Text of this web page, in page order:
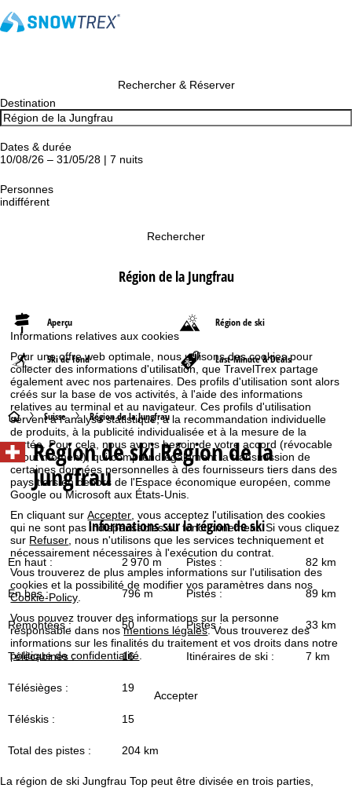
Informations relatives aux cookies
Pour une offre web optimale, nous utilisons des cookies pour
collecter des informations d'utilisation, que TravelTrex partage
également avec nos partenaires. Des profils d'utilisation sont alors
créés sur la base de vos activités, à l'aide des informations
relatives au terminal et au navigateur. Ces profils d'utilisation
servent à l'analyse statistique, à la recommandation individuelle
de produits, à la publicité individualisée et à la mesure de la
portée. Pour cela, nous avons besoin de votre accord (révocable
à tout moment), qui comprend également la transmission de
certaines données personnelles à des fournisseurs tiers dans des
pays tiers en dehors de l'Espace économique européen, comme
Google ou Microsoft aux États-Unis.
En cliquant surAccepter, vous acceptez l'utilisation des cookies
qui ne sont pas indispensables au fonctionnement. Si vous cliquez
sur Refuser, nous n'utilisons que les services techniquement et
nécessairement nécessaires à l'exécution du contrat.
Vous trouverez de plus amples informations sur l'utilisation des
cookies et la possibilité de modifier vos paramètres dans nos
Cookie-Policy
Vous pouvez trouver des informations sur la personne
responsable dans nosmentions légales. Vous trouverez des
informations sur les finalités du traitement et vos droits dans notre
politique de confidentialité
Accepter
Rechercher & Réserver
Destination
Dates & durée
10/08/26 – 31/05/28 | 7 nuits
Personnes
indifférent
Rechercher
Région de la Jungfrau
Aperçu Région de ski
Ski de fond Last-Minute & Deals
P
a
g
e
d
'
c
Suisse Région de la Jungfrau
Région de ski Région de la
Jungfrau
Informations sur la région de ski
En haut : 2 970 m Pistes : 82 km
En bas : 796 m Pistes : 89 km
Remontées : 50 Pistes : 33 km
Télécabines : 16 Itinéraires de ski : 7 km
Télésièges : 19
Téléskis : 15
Total des pistes : 204 km
La région de ski Jungfrau Top peut être divisée en trois parties,